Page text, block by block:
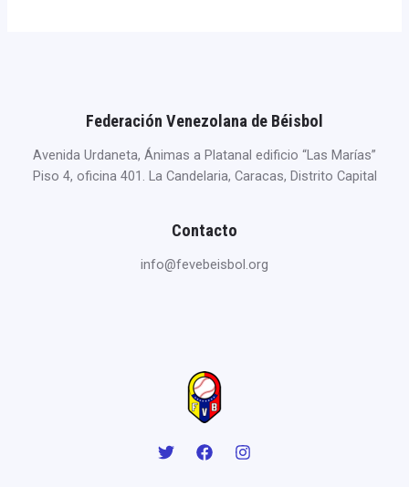
Federación Venezolana de Béisbol
Avenida Urdaneta, Ánimas a Platanal edificio “Las Marías”
Piso 4, oficina 401. La Candelaria, Caracas, Distrito Capital
Contacto
info@fevebeisbol.org